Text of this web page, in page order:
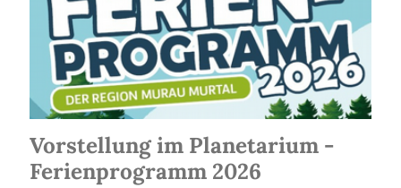
Vorstellung im Planetarium -
Ferienprogramm 2026